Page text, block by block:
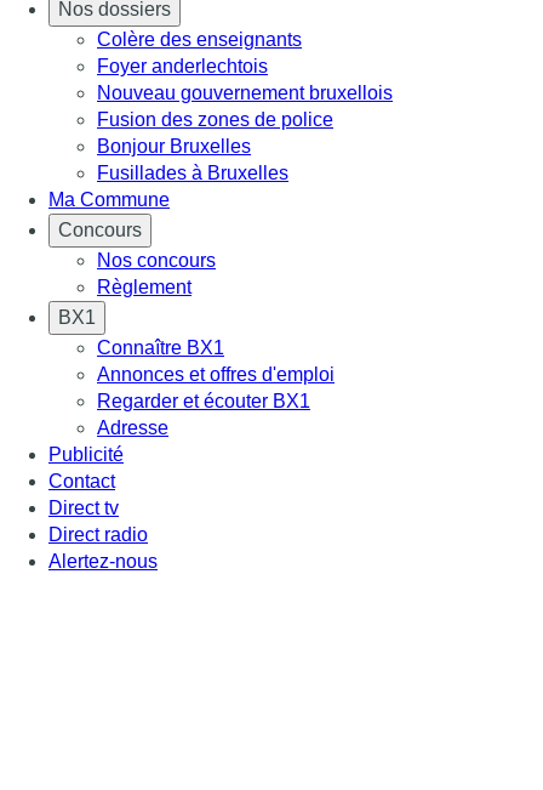
Nos dossiers
Colère des enseignants
Foyer anderlechtois
Nouveau gouvernement bruxellois
Fusion des zones de police
Bonjour Bruxelles
Fusillades à Bruxelles
Ma Commune
Concours
Nos concours
Règlement
BX1
Connaître BX1
Annonces et offres d'emploi
Regarder et écouter BX1
Adresse
Publicité
Contact
Direct tv
Direct radio
Alertez-nous